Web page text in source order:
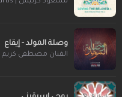
وصلة المولد - إيقاع
الفنان مصطفى كريم